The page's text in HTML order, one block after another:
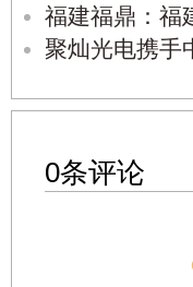
福建福鼎：福
聚灿光电携手
0条评论